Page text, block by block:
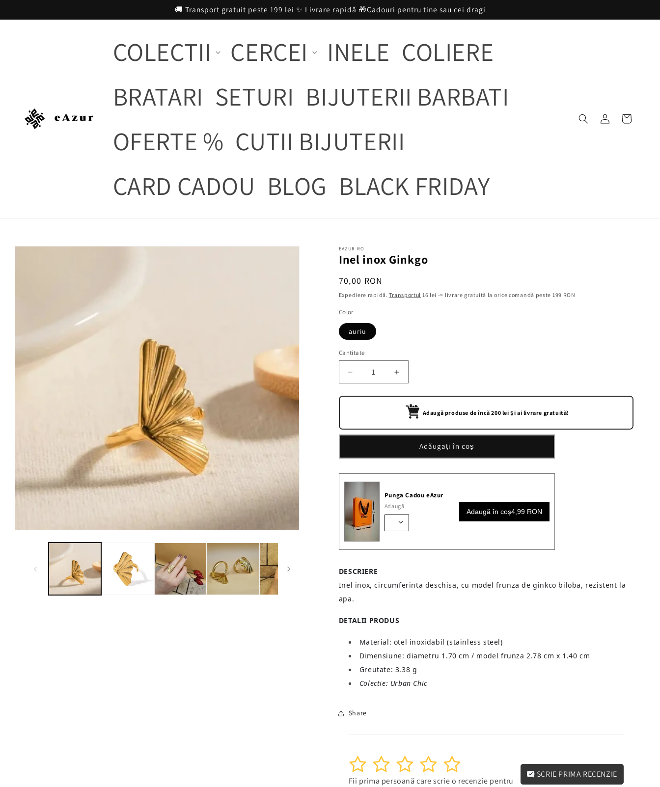
🚚 Transport gratuit peste 199 lei ✨ Livrare rapidă 🎁Cadouri pentru tine sau cei dragi
COLECTII CERCEI INELE COLIERE
BRATARI SETURI BIJUTERII BARBATI
OFERTE % CUTII BIJUTERII
CARD CADOU BLOG BLACK FRIDAY
Conectați-
Coș
EAZUR RO
Inel inox Ginkgo
Preț
obișnuit
70,00 RON
Expediere rapidă.Transportul 16 lei -> livrare gratuită la orice comandă peste 199 RON
Color
auriu
Cantitate
Cantitate
Reduceți
cantitatea
pentru
Ginkgo
Creșteți
cantitatea
pentru
Inel
inox
Ginkgo
Adaugă produse de încă 200 lei și ai livrare gratuită!
Adăugați în coș
Punga Cadou eAzur
Adaugă
Adaugă în coș4,99 RON
DESCRIERE
Inel inox, circumferinta deschisa, cu model frunza de ginkco biloba, rezistent la
apa.
DETALII PRODUS
Material: otel inoxidabil (stainless steel)
Dimensiune: diametru 1.70 cm / model frunza 2.78 cm x 1.40 cm
Greutate: 3.38 g
Colectie: Urban Chic
Share
5
4
3
2
1
Fii prima persoană care scrie o recenzie pentru
SCRIE PRIMA RECENZIE